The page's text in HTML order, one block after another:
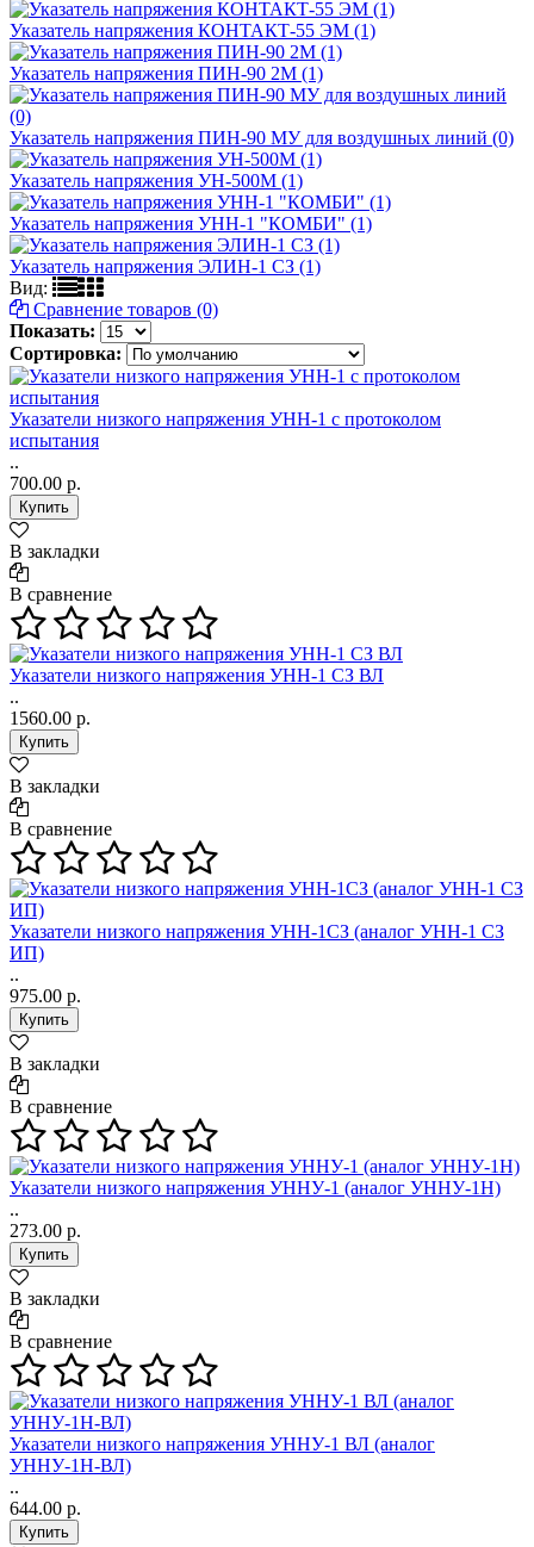
Указатель напряжения КОНТАКТ-55 ЭМ (1)
Указатель напряжения ПИН-90 2М (1)
Указатель напряжения ПИН-90 МУ для воздушных линий (0)
Указатель напряжения УН-500М (1)
Указатель напряжения УНН-1 "КОМБИ" (1)
Указатель напряжения ЭЛИН-1 СЗ (1)
Вид:
Сравнение товаров (0)
Показать:
Сортировка:
Указатели низкого напряжения УНН-1 с протоколом
испытания
..
700.00 р.
В закладки
В сравнение
Указатели низкого напряжения УНН-1 СЗ ВЛ
..
1560.00 р.
В закладки
В сравнение
Указатели низкого напряжения УНН-1СЗ (аналог УНН-1 СЗ
ИП)
..
975.00 р.
В закладки
В сравнение
Указатели низкого напряжения УННУ-1 (аналог УННУ-1Н)
..
273.00 р.
В закладки
В сравнение
Указатели низкого напряжения УННУ-1 ВЛ (аналог
УННУ-1Н-ВЛ)
..
644.00 р.